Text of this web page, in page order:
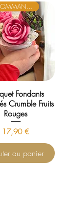
SUR COMMANDE
Fondants
Crumble Fruits
Rouges
Prix
17,90 €
au panier